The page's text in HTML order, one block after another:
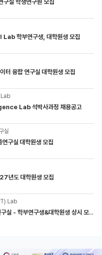
구실 학생연구원 모집
학부연구생, 대학원생 모집
터 융합 연구실 대학원생 모집
Lab 석박사과정 채용공고
실
구실 대학원생 모집
년도 대학원생 모집
Lab
[성균관대학교] 분리소재 및 재생가능 기술 연구실 - 학부연구생&대학원생 상시 모집 (미래에너지공학과)